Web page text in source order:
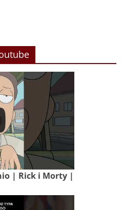
| Rick i Morty |